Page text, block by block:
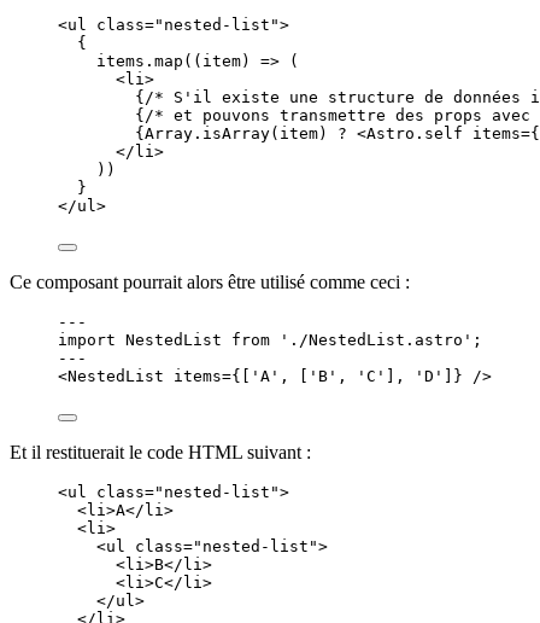
<ul class=" nested-list ">
{
items . map ( ( item) => (
<li>
{ /* S'il existe une structure de données
{ /* et pouvons transmettre des props
{ Array . isArray(item) ? <Astro.self items={
</ li>
))
}
</ul>
Ce composant pourrait alors être utilisé comme ceci :
---
import NestedList from ' ./NestedList.astro ' ;
---
<NestedList items={ ' A ' , [ ' B ' , ' C ' ], ' D ' } />
Et il restituerait le code HTML suivant :
<ul class=" nested-list ">
<li>A</ li>
<li>
<ul class=" nested-list ">
<li>B</ li>
<li>C</ li>
</ul>
</ li>